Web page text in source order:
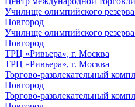
Училище олимпийского
Новгород
Училище олимпийского
Новгород
ТРЦ «Ривьера», г. Москва
ТРЦ «Ривьера», г. Москва
Торгово-развлекательный
Новгород
Торгово-развлекательный